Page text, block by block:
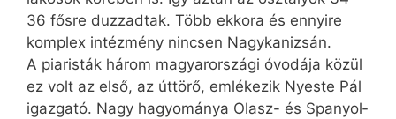
36 fősre duzzadtak. Több ekkora és ennyire
komplex intézmény nincsen Nagykanizsán.
A piaristák három magyarországi óvodája közül
ez volt az első, az úttörő, emlékezik Nyeste Pál
igazgató. Nagy hagyománya Olasz- és Spanyol­